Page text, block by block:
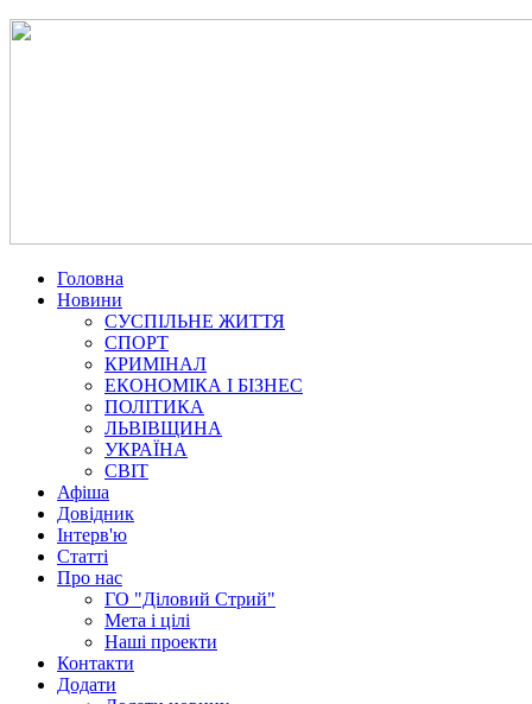
Головна
Новини
СУСПІЛЬНЕ ЖИТТЯ
СПОРТ
КРИМІНАЛ
ЕКОНОМІКА І БІЗНЕС
ПОЛІТИКА
ЛЬВІВЩИНА
УКРАЇНА
СВІТ
Афіша
Довідник
Інтерв'ю
Статті
Про нас
ГО "Діловий Стрий"
Мета і цілі
Наші проекти
Контакти
Додати